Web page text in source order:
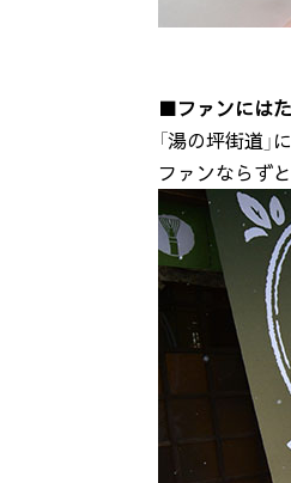
■ファンには
「湯の坪街道
ファンならず